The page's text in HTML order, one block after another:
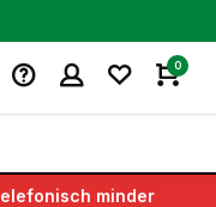
0
minder